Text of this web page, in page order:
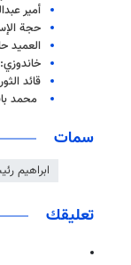
أمير
حجة
العميد
قائد
محمد
سمات
ابراهيم
تعليقك